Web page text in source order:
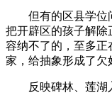
但有的区县学位问
把开辟区的孩子解除
容纳不了的，至多正
家，给抽象形成了欠
反映碑林、莲湖入